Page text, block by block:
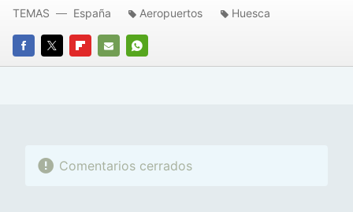
FACEBOOK
TWITTERFLIPBOARD
E-
WHATSAPP
TEMAS España Aeropuertos Huesca
Comentarios cerrados